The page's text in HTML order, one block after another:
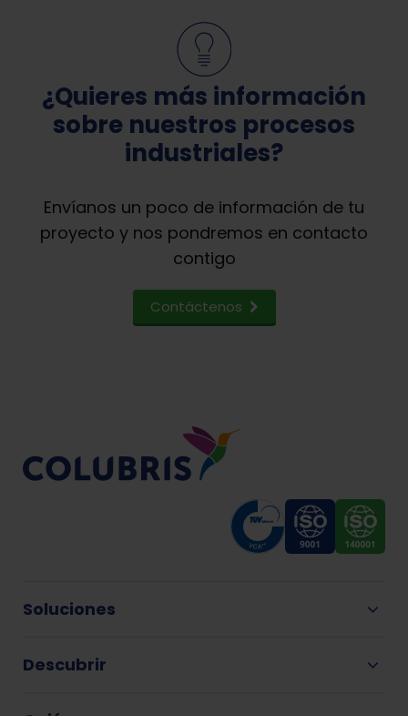
¿Quieres más información
sobre nuestros procesos
industriales?
Envíanos un poco de información de tu
proyecto y nos pondremos en contacto
contigo
Contáctenos
Soluciones
Descubrir